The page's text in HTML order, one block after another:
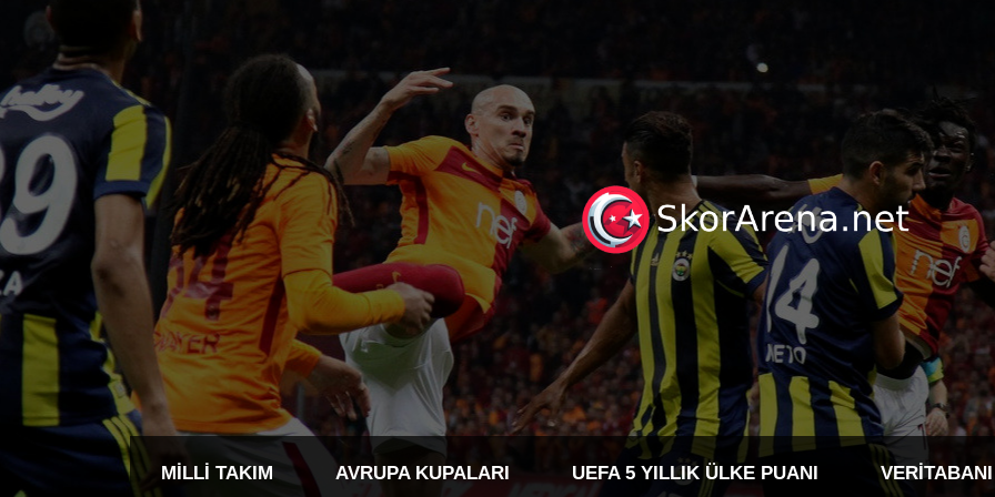
MILLI TAKIM AVRUPA KUPALARI UEFA 5 YILLIK ÜLKE PUANI VERITABANI